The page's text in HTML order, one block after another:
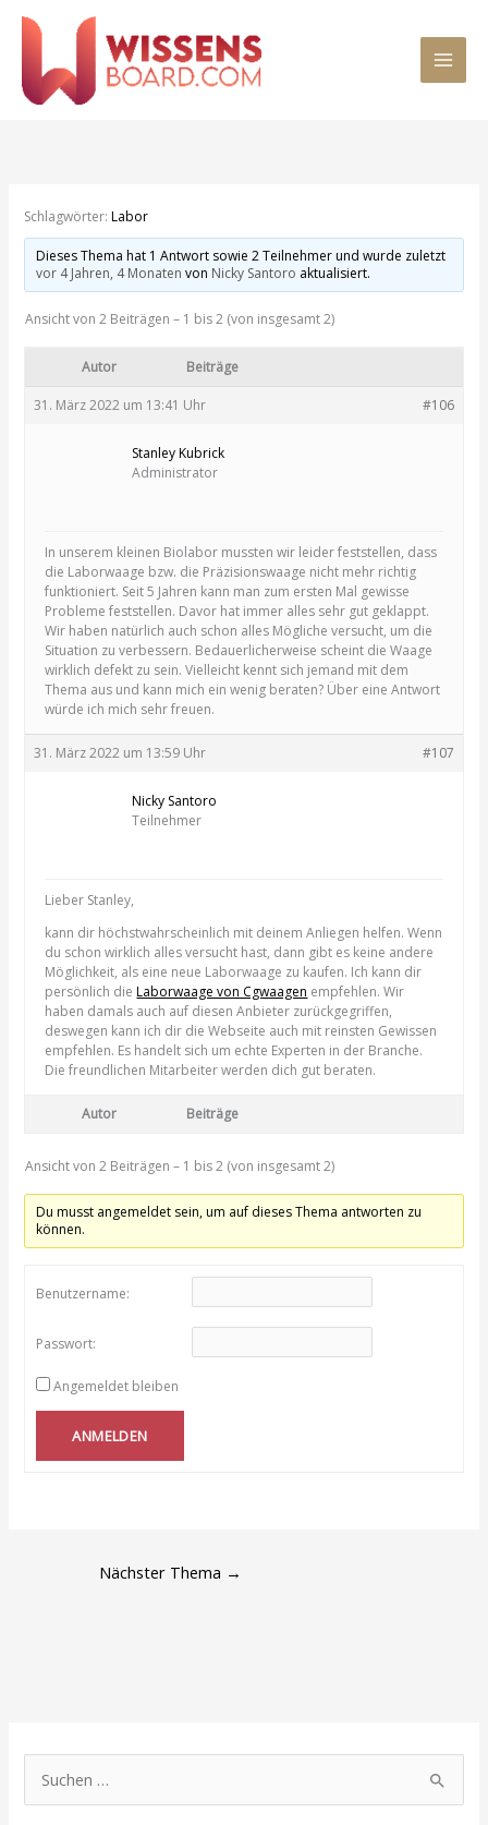
Inhalt
Schlagwörter:Labor
Dieses Thema hat 1 Antwort sowie 2 Teilnehmer und wurde zuletzt
vor 4 Jahren, 4 Monaten von Nicky Santoro aktualisiert.
Ansicht von 2 Beiträgen – 1 bis 2 (von insgesamt 2)
Autor Beiträge
31. März 2022 um 13:41 Uhr #106
Stanley Kubrick
Administrator
In unserem kleinen Biolabor mussten wir leider feststellen, dass
die Laborwaage bzw. die Präzisionswaage nicht mehr richtig
funktioniert. Seit 5 Jahren kann man zum ersten Mal gewisse
Probleme feststellen. Davor hat immer alles sehr gut geklappt.
Wir haben natürlich auch schon alles Mögliche versucht, um die
Situation zu verbessern. Bedauerlicherweise scheint die Waage
wirklich defekt zu sein. Vielleicht kennt sich jemand mit dem
Thema aus und kann mich ein wenig beraten? Über eine Antwort
würde ich mich sehr freuen.
31. März 2022 um 13:59 Uhr #107
Nicky Santoro
Teilnehmer
Lieber Stanley,
kann dir höchstwahrscheinlich mit deinem Anliegen helfen. Wenn
du schon wirklich alles versucht hast, dann gibt es keine andere
Möglichkeit, als eine neue Laborwaage zu kaufen. Ich kann dir
persönlich dieLaborwaage von Cgwaagen empfehlen. Wir
haben damals auch auf diesen Anbieter zurückgegriffen,
deswegen kann ich dir die Webseite auch mit reinsten Gewissen
empfehlen. Es handelt sich um echte Experten in der Branche.
Die freundlichen Mitarbeiter werden dich gut beraten.
Autor Beiträge
Ansicht von 2 Beiträgen – 1 bis 2 (von insgesamt 2)
Du musst angemeldet sein, um auf dieses Thema antworten zu
können.
Benutzername:
Passwort:
Angemeldet bleiben
ANMELDEN
Nächster Thema →